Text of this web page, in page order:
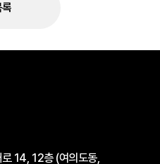
14, 12층 (여의도동,